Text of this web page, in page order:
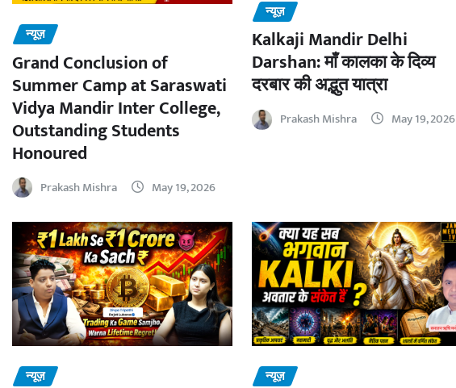
न्यूज़
Grand Conclusion of
Summer Camp at Saraswati
Vidya Mandir Inter College,
Outstanding Students
Honoured
Prakash Mishra May 19, 2026
न्यूज़
Kalkaji Mandir Delhi
Darshan: माँ कालका के दिव्य
दरबार की अद्भुत यात्रा
Prakash Mishra May 19, 2026
न्यूज़ न्यूज़